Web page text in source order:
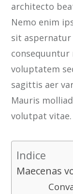
architecto
Nemo enim
sit
consequuntur
voluptatem
sagittis aer
Mauris
volutpat vitae.
Indice
Maecenas